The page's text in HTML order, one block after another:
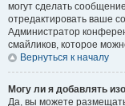
могут сделать
отредактировать ваше
Администратор
смайликов, которое
Вернуться к началу
Могу ли я добавлять
Да, вы можете